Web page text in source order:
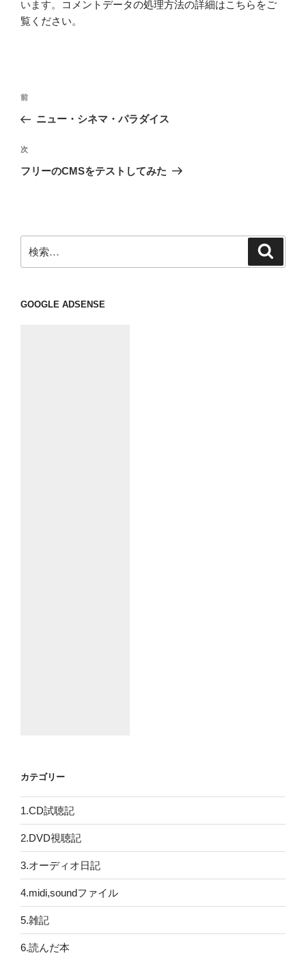
います。
コメントデータの処理方法の詳細はこちらをご
覧ください。
投
ナ
ビ
ゲ
ン
前
の
稿
前
ニュー・シネマ・パラダイス
次
の
次
フリーのCMSをテストしてみた
索:
GOOGLE ADSENSE
カテゴリー
1.CD試聴記
2.DVD視聴記
3.オーディオ日記
4.midi,soundファイル
5.雑記
6.読んだ本